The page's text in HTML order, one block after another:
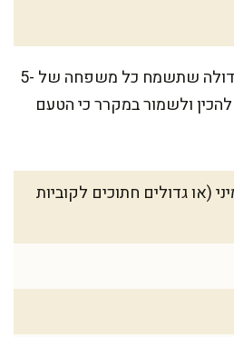
המתכון מספיק לצנצנת גדולה שתשמח כל משפחה של 5-
להכין ולשמור במקרר כי הטעם
(או גדולים חתוכים לקוביות